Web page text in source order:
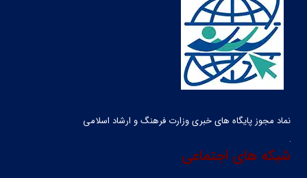
نماد مجوز پایگاه های خبری وزارت فرهنگ و ارشاد اسلامی
شبکه های اجتماعی